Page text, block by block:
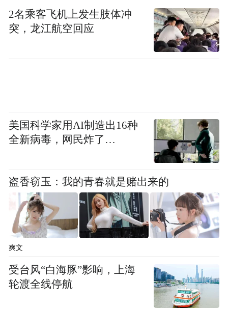
两个月前离职
何以估值20亿美金？先从林俊旸说起。
在北京大学外国语学院研究自然语言处理与
多模态表示学习。
2019年硕士毕业后，他以应届生身份进入阿
里达摩院，从高级算法工程师做起，聚焦搜
索与推荐场景下的自然语言处理及多模态建
模。一个学语言出身的人，仅用六年时间，
成为阿里巴巴史上最年轻的P10。
回过头看，他的火箭式晋升，和Qwen的崛起
紧紧绑在一起。
2名乘客飞机上发生肢体冲
突，龙江航空回应
美国科学家用AI制造出16种
全新病毒，网民炸了…
盗香窃玉：我的青春就是赌出来的
爽文
受台风“白海豚”影响，上海
轮渡全线停航